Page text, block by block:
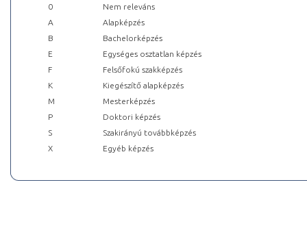
0
Nem releváns
A
Alapképzés
B
Bachelorképzés
E
Egységes osztatlan képzés
F
Felsőfokú szakképzés
K
Kiegészítő alapképzés
M
Mesterképzés
P
Doktori képzés
S
Szakirányú továbbképzés
X
Egyéb képzés